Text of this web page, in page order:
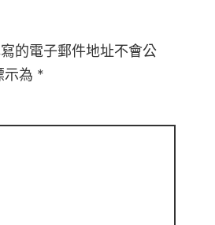
的電子郵件地址不會公
示為 *